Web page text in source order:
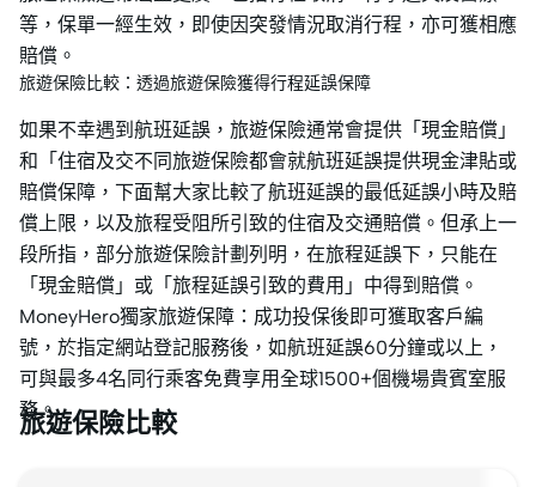
等，保單一經生效，即使因突發情況取消行程，亦可獲相應
賠償。
旅遊保險比較：透過旅遊保險獲得行程延誤保障
如果不幸遇到航班延誤，旅遊保險通常會提供「現金賠償」
和「住宿及交不同旅遊保險都會就航班延誤提供現金津貼或
賠償保障，下面幫大家比較了航班延誤的最低延誤小時及賠
償上限，以及旅程受阻所引致的住宿及交通賠償。但承上一
段所指，部分旅遊保險計劃列明，在旅程延誤下，只能在
「現金賠償」或「旅程延誤引致的費用」中得到賠償。
MoneyHero獨家旅遊保障：成功投保後即可獲取客戶編
號，於指定網站登記服務後，如航班延誤60分鐘或以上，
可與最多4名同行乘客免費享用全球1500+個機場貴賓室服
務。
旅遊保險比較